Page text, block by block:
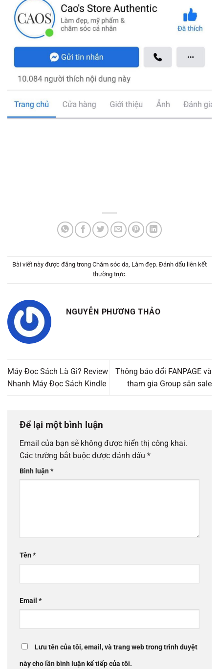
Bài viết này được đăng trong Chăm sóc da Làm đẹp. Đánh dấu liên kết
thường trực.
NGUYỄN PHƯƠNG THẢO
Máy Đọc Sách Là Gì? Review
Nhanh Máy Đọc Sách Kindle
Thông báo đổi FANPAGE và
tham gia Group săn sale
Để lại một bình luận
Email của bạn sẽ không được hiển thị công khai.
Các trường bắt buộc được đánh dấu *
Bình luận*
Tên*
Email *
Lưu tên của tôi, email, và trang web trong trình duyệt
này cho lần bình luận kế tiếp của tôi.